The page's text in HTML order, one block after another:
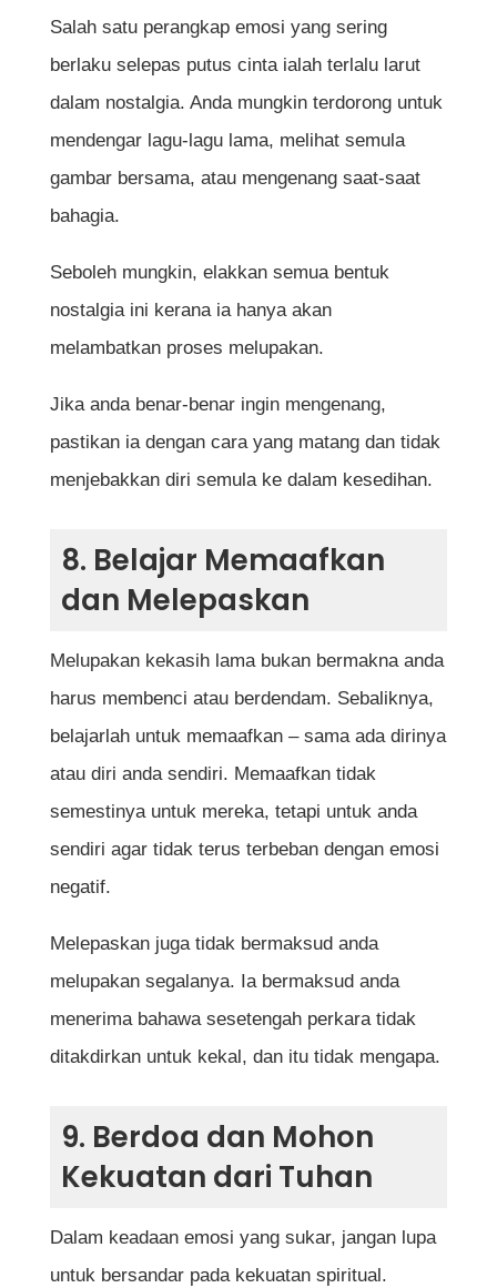
Salah satu perangkap emosi yang sering
berlaku selepas putus cinta ialah terlalu larut
dalam nostalgia. Anda mungkin terdorong untuk
mendengar lagu-lagu lama, melihat semula
gambar bersama, atau mengenang saat-saat
bahagia.
Seboleh mungkin, elakkan semua bentuk
nostalgia ini kerana ia hanya akan
melambatkan proses melupakan.
Jika anda benar-benar ingin mengenang,
pastikan ia dengan cara yang matang dan tidak
menjebakkan diri semula ke dalam kesedihan.
8. Belajar Memaafkan
dan Melepaskan
Melupakan kekasih lama bukan bermakna anda
harus membenci atau berdendam. Sebaliknya,
belajarlah untuk memaafkan – sama ada dirinya
atau diri anda sendiri. Memaafkan tidak
semestinya untuk mereka, tetapi untuk anda
sendiri agar tidak terus terbeban dengan emosi
negatif.
Melepaskan juga tidak bermaksud anda
melupakan segalanya. Ia bermaksud anda
menerima bahawa sesetengah perkara tidak
ditakdirkan untuk kekal, dan itu tidak mengapa.
9. Berdoa dan Mohon
Kekuatan dari Tuhan
Dalam keadaan emosi yang sukar, jangan lupa
untuk bersandar pada kekuatan spiritual.